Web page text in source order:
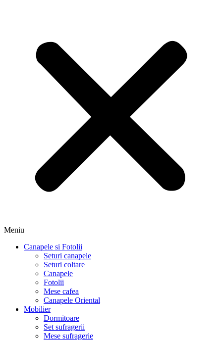
Meniu
Canapele si Fotolii
Seturi canapele
Seturi coltare
Canapele
Fotolii
Mese cafea
Canapele Oriental
Mobilier
Dormitoare
Set sufragerii
Mese sufragerie